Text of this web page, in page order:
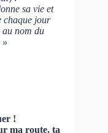
sa vie et
chaque jour
au nom du
»
!
ma route, ta